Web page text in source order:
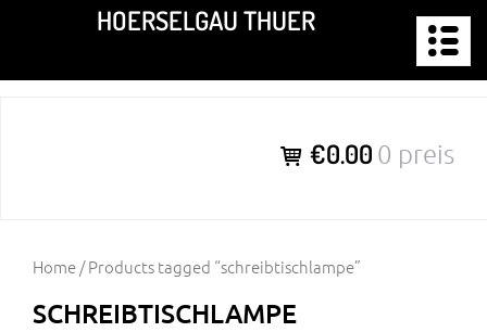
springen
HOERSELGAU THUER
€0.00 0 preis
Home/ Products tagged “schreibtischlampe”
SCHREIBTISCHLAMPE